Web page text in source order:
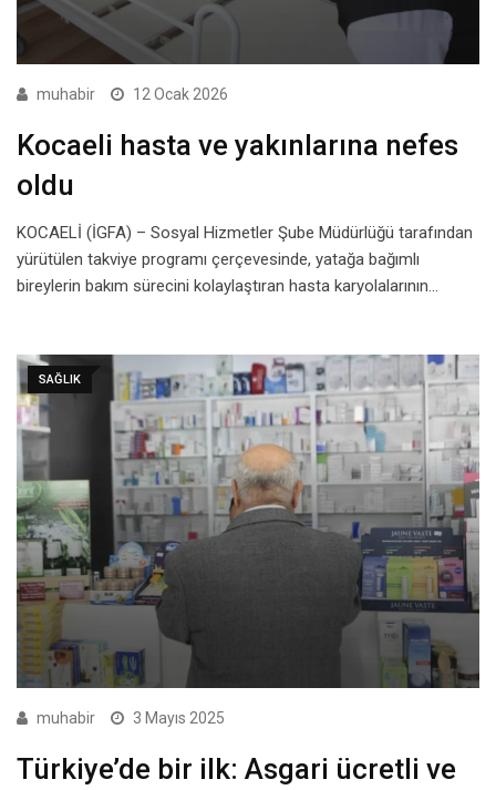
muhabir 12 Ocak 2026
Kocaeli hasta ve yakınlarına nefes
oldu
KOCAELİ (İGFA) – Sosyal Hizmetler Şube Müdürlüğü tarafından
yürütülen takviye programı çerçevesinde, yatağa bağımlı
bireylerin bakım sürecini kolaylaştıran hasta karyolalarının…
SAĞLIK
muhabir 3 Mayıs 2025
Türkiye’de bir ilk: Asgari ücretli ve